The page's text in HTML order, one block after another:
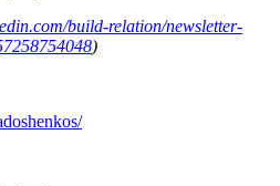
build-relation/newsletter-
)